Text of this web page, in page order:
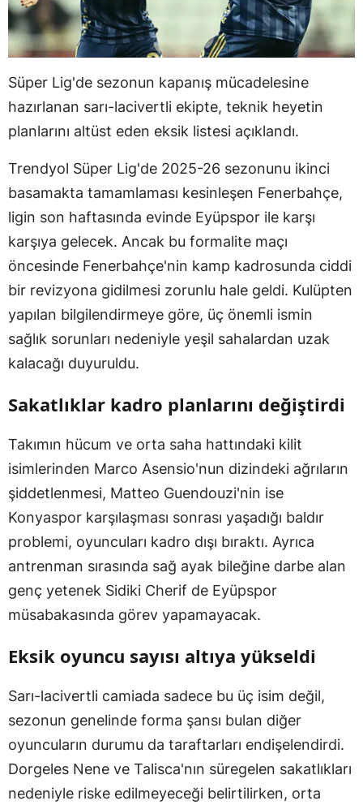
Süper Lig'de sezonun kapanış mücadelesine
hazırlanan sarı-lacivertli ekipte, teknik heyetin
planlarını altüst eden eksik listesi açıklandı.
Trendyol Süper Lig'de 2025-26 sezonunu ikinci
basamakta tamamlaması kesinleşen Fenerbahçe,
ligin son haftasında evinde Eyüpspor ile karşı
karşıya gelecek. Ancak bu formalite maçı
öncesinde Fenerbahçe'nin kamp kadrosunda ciddi
bir revizyona gidilmesi zorunlu hale geldi. Kulüpten
yapılan bilgilendirmeye göre, üç önemli ismin
sağlık sorunları nedeniyle yeşil sahalardan uzak
kalacağı duyuruldu.
Sakatlıklar kadro planlarını değiştirdi
Takımın hücum ve orta saha hattındaki kilit
isimlerinden Marco Asensio'nun dizindeki ağrıların
şiddetlenmesi, Matteo Guendouzi'nin ise
Konyaspor karşılaşması sonrası yaşadığı baldır
problemi, oyuncuları kadro dışı bıraktı. Ayrıca
antrenman sırasında sağ ayak bileğine darbe alan
genç yetenek Sidiki Cherif de Eyüpspor
müsabakasında görev yapamayacak.
Eksik oyuncu sayısı altıya yükseldi
Sarı-lacivertli camiada sadece bu üç isim değil,
sezonun genelinde forma şansı bulan diğer
oyuncuların durumu da taraftarları endişelendirdi.
Dorgeles Nene ve Talisca'nın süregelen sakatlıkları
nedeniyle riske edilmeyeceği belirtilirken, orta